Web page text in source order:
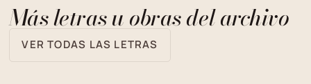
Más letras u obras del archivo
VER TODAS LAS LETRAS